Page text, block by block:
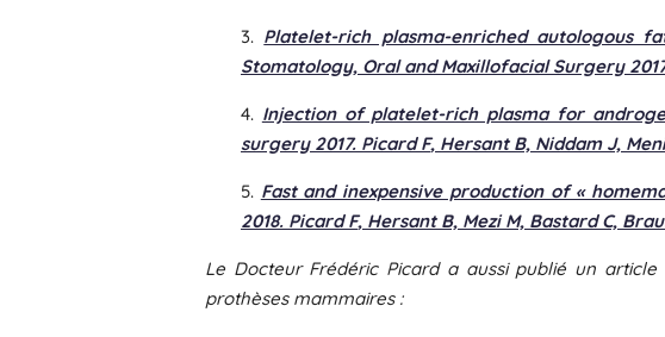
3. Platelet-rich plasma-enriched autologous
Stomatology, Oral and Maxillofacial Surgery
4. Injection of platelet-rich plasma for
surgery 2017. Picard F, Hersant B, Niddam J,
5. Fast and inexpensive production of «
2018. Picard F, Hersant B, Mezi M, Bastard C,
Le Docteur Frédéric Picard a aussi publié un
prothèses mammaires :